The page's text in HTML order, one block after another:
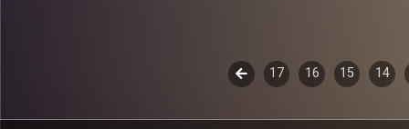
14
15
16
17
לשלב